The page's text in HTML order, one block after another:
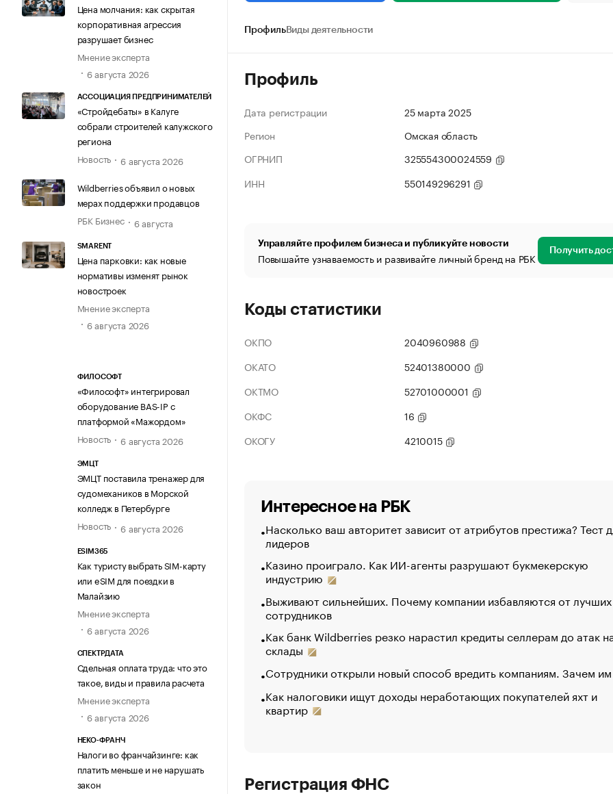
Цена молчания: как скрытая
корпоративная агрессия
разрушает бизнес
Мнение эксперта
6 августа 2026
АССОЦИАЦИЯ ПРЕДПРИНИМАТЕЛЕЙ
«Стройдебаты» в Калуге
собрали строителей калужского
региона
Новость
6 августа 2026
Wildberries объявил о новых
мерах поддержки продавцов
РБК Бизнес
6 августа
SMARENT
Цена парковки: как новые
нормативы изменят рынок
новостроек
Мнение эксперта
6 августа 2026
ФИЛОСОФТ
«Философт» интегрировал
оборудование BAS-IP с
платформой «Мажордом»
Новость
6 августа 2026
ЭМЦТ
ЭМЦТ поставила тренажер для
судомехаников в Морской
колледж в Петербурге
Новость
6 августа 2026
ESIM365
Как туристу выбрать SIM-карту
или eSIM для поездки в
Малайзию
Мнение эксперта
6 августа 2026
СПЕКТРДАТА
Сдельная оплата труда: что это
такое, виды и правила расчета
Мнение эксперта
6 августа 2026
НЕКО-ФРАНЧ
Налоги во франчайзинге: как
платить меньше и не нарушать
закон
ПрофильВиды деятельности
Профиль
Дата регистрации
25 марта 2025
Регион
Омская область
ОГРНИП
325554300024559
ИНН
550149296291
Управляйте профилем бизнеса и публикуйте новости
Повышайте узнаваемость и развивайте личный бренд на РБК Получить
Коды статистики
ОКПО
2040960988
ОКАТО
52401380000
ОКТМО
52701000001
ОКФС
16
ОКОГУ
4210015
Интересное на РБК
Насколько ваш авторитет зависит от атрибутов престижа? Тест
лидеров
Казино проиграло. Как ИИ-агенты разрушают букмекерскую
индустрию
Выживают сильнейших. Почему компании избавляются от лучших
сотрудников
Как банк Wildberries резко нарастил кредиты селлерам до атак
склады
Сотрудники открыли новый способ вредить компаниям. Зачем
Как налоговики ищут доходы неработающих покупателей яхт и
квартир
Регистрация ФНС